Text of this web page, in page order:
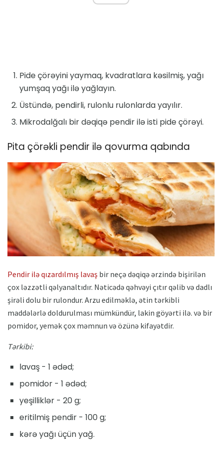
Pide çörəyini yaymaq, kvadratlara kəsilmiş, yağı
yumşaq yağı ilə yağlayın.
Üstündə, pendirli, rulonlu rulonlarda yayılır.
Mikrodalğalı bir dəqiqə pendir ilə isti pide çörəyi.
Pita çörəkli pendir ilə qovurma qabında
Pendir ilə qızardılmış lavaş bir neçə dəqiqə ərzində bişirilən
çox ləzzətli qəlyanaltıdır. Nəticədə qəhvəyi çıtır qəlib və dadlı
şirəli dolu bir rulondur. Arzu edilməklə, ətin tərkibli
maddələrlə doldurulması mümkündür, lakin göyərti ilə. və bir
pomidor, yemək çox məmnun və özünə kifayətdir.
Tərkibi:
lavaş - 1 ədəd;
pomidor - 1 ədəd;
yeşilliklər - 20 g;
eritilmiş pendir - 100 g;
kərə yağı üçün yağ.